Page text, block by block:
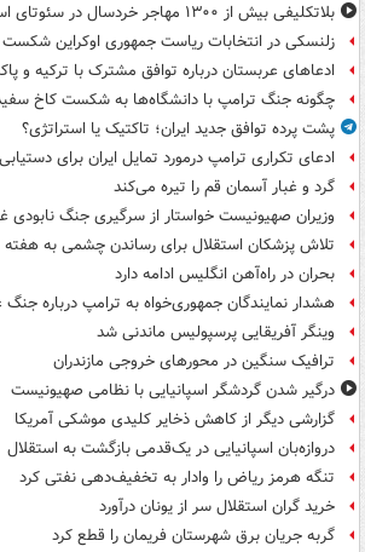
بلاتکلیفی بیش از ۱۳۰۰ مهاجر خردسال در سئوتای اسپانیا
زلنسکی در انتخابات ریاست جمهوری اوکراین
ادعاهای عربستان درباره توافق مشترک با ترکیه و
چگونه جنگ ترامپ با دانشگاه‌ها به شکست کاخ
پشت پرده توافق جدید ایران؛ تاکتیک یا استراتژی؟
ادعای تکراری ترامپ درمورد تمایل ایران برای
گرد و غبار آسمان قم را تیره می‌کند
وزیران صهیونیست خواستار از سرگیری جنگ نابودی
تلاش پزشکان استقلال برای رساندن چشمی به هفته
بحران در راه‌آهن انگلیس ادامه دارد
هشدار نمایندگان جمهوری‌خواه به ترامپ درباره جنگ
وینگر آفریقایی پرسپولیس ماندنی شد
ترافیک سنگین در محورهای خروجی مازندران
درگیر شدن گردشگر اسپانیایی با نظامی صهیونیست
گزارشی دیگر از کاهش ذخایر کلیدی موشکی آمریکا
دروازه‌بان اسپانیایی در یک‌قدمی بازگشت به استقلال
تنگه هرمز ریاض را وادار به تخفیف‌دهی نفتی کرد
خرید گران استقلال سر از یونان درآورد
گربه جریان برق شهرستان فریمان را قطع کرد